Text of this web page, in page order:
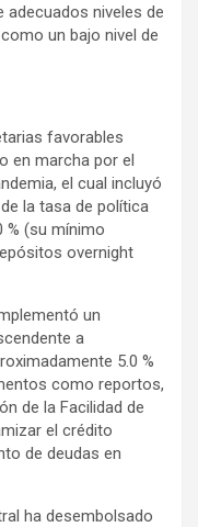
adecuados niveles de
un bajo nivel de
favorables
en marcha por el
el cual incluyó
la tasa de política
% (su mínimo
overnight
un
a
5.0 %
como reportos,
de la Facilidad de
el crédito
de deudas en
ha desembolsado